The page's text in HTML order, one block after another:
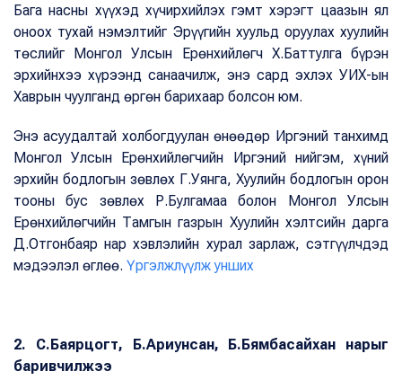
Бага насны хүүхэд хүчирхийлэх гэмт хэрэгт цаазын ял
оноох тухай нэмэлтийг Эрүүгийн хуульд оруулах хуулийн
төслийг Монгол Улсын Ерөнхийлөгч Х.Баттулга бүрэн
эрхийнхээ хүрээнд санаачилж, энэ сард эхлэх УИХ-ын
Хаврын чуулганд өргөн барихаар болсон юм.
Энэ асуудалтай холбогдуулан өнөөдөр Иргэний танхимд
Монгол Улсын Ерөнхийлөгчийн Иргэний нийгэм, хүний
эрхийн бодлогын зөвлөх Г.Уянга, Хуулийн бодлогын орон
тооны бус зөвлөх Р.Булгамаа болон Монгол Улсын
Ерөнхийлөгчийн Тамгын газрын Хуулийн хэлтсийн дарга
Д.Отгонбаяр нар хэвлэлийн хурал зарлаж, сэтгүүлчдэд
мэдээлэл өглөө. Үргэлжлүүлж унших
2. С.Баярцогт, Б.Ариунсан, Б.Бямбасайхан нарыг
баривчилжээ